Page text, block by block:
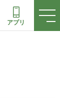
アプリ